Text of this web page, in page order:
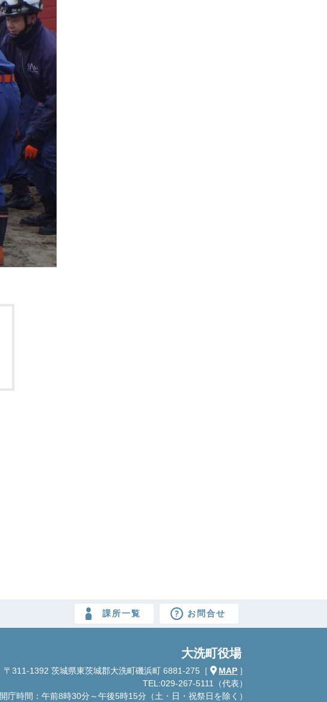
課所一覧 お問合せ
大洗町役場
〒311-1392 茨城県東茨城郡大洗町磯浜町 6881-275 ［ MAP ］
TEL:029-267-5111（代表）
開庁時間：午前8時30分～午後5時15分 （土・日・祝祭日を除く）